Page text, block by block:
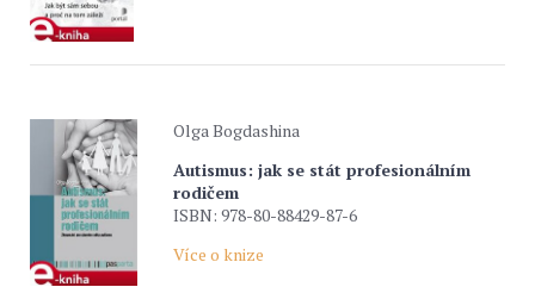
Olga Bogdashina
Autismus: jak se stát profesionálním
rodičem
ISBN: 978-80-88429-87-6
Více o knize